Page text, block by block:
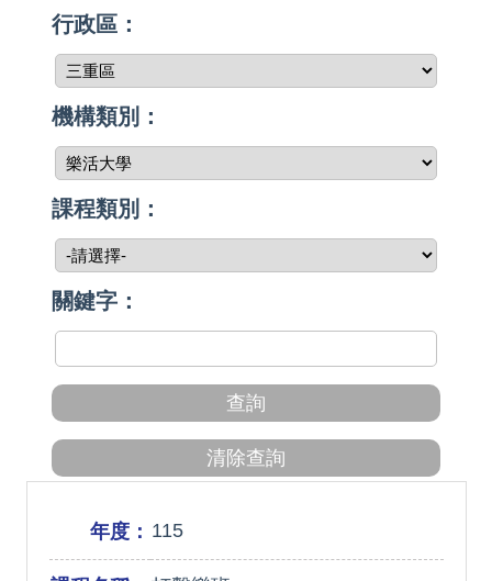
行政區：
機構類別：
課程類別：
關鍵字：
年度： 115